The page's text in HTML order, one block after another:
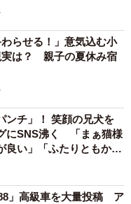
わらせる！」意気込む小
は？ 親子の夏休み宿
ンチ」！ 笑顔の兄犬を
にSNS沸く 「まぁ猫様
良い」「ふたりともかわ
」高級車を大量投稿 ア